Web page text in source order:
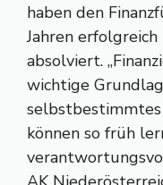
haben den
Jahren erfolgreich
absolviert.
wichtige
selbstbestimmtes
können so früh